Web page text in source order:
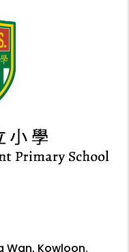
Wan, Kowloon.